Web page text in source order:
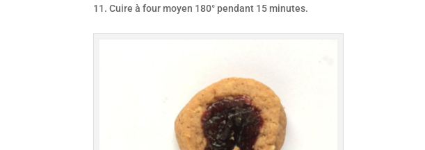
Cuire à four moyen 180° pendant 15 minutes.